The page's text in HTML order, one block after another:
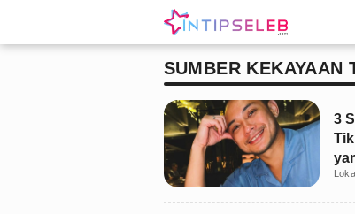
SUMBER KEKAYAAN
3
M